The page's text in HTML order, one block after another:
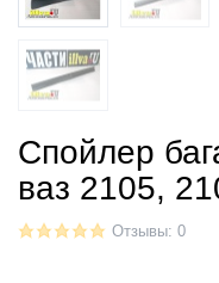
Спойлер
ваз 2105,
Отзывы: 0